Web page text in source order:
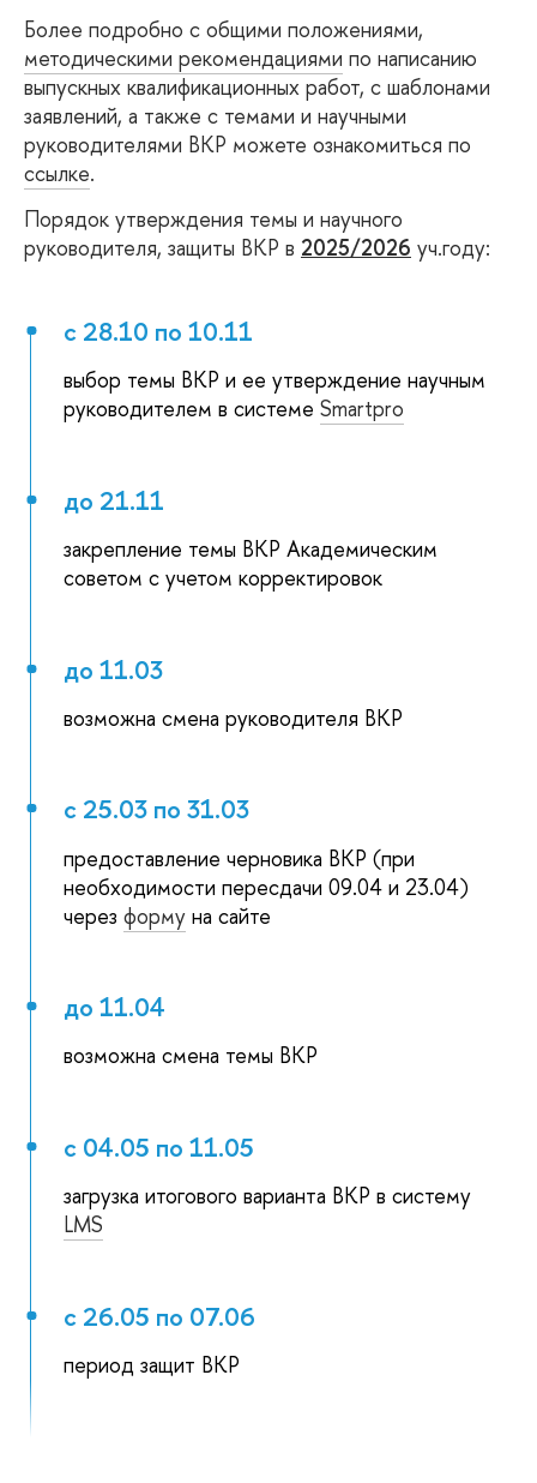
Более подробно с общими положениями,
методическими рекомендациями по написанию
выпускных квалификационных работ, с шаблонами
заявлений, а также с темами и научными
руководителями ВКР можете ознакомиться по
ссылке.
Порядок утверждения темы и научного
руководителя, защиты ВКР в 2025/2026 уч.году:
с 28.10 по 10.11
выбор темы ВКР и ее утверждение научным
руководителем в системеSmartpro
до 21.11
закрепление темы ВКР Академическим
советом с учетом корректировок
до 11.03
возможна смена руководителя ВКР
с 25.03 по 31.03
предоставление черновика ВКР (при
необходимости пересдачи 09.04 и 23.04)
черезформу на сайте
до 11.04
возможна смена темы ВКР
с 04.05 по 11.05
загрузка итогового варианта ВКР в систему
LMS
с 26.05 по 07.06
период защит ВКР